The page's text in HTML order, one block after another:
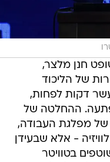
חנן מלצר,
של הליכוד
דקות לפחות,
ההחלטה של
מפלגת העבודה,
- אלא שבעידן
בטוויטר